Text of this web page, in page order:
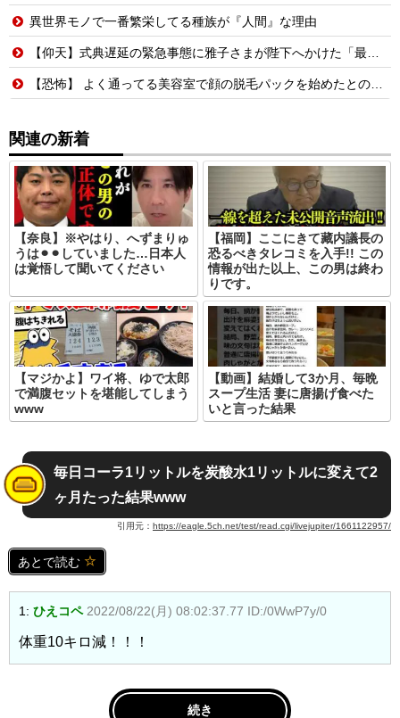
異世界モノで一番繁栄してる種族が『人間』な理由
【仰天】式典遅延の緊急事態に雅子さまが陛下へかけた「最高の一言」とは? 楽曲提供:株式会社FLMusic
【恐怖】 よく通ってる美容室で顔の脱毛パックを始めたとのことだったので試してみることに→パックを顔に塗られた後、鏡を見てみたらそこには・・・
関連の新着
【奈良】※やはり、へずまりゅ
うは⚫︎⚫︎していました…日本人
は覚悟して聞いてください
【福岡】ここにきて藏内議長の
恐るべきタレコミを入手!! この
情報が出た以上、この男は終わ
りです。
【マジかよ】ワイ将、ゆで太郎
で満腹セットを堪能してしまう
www
【動画】結婚して3か月、毎晩
スープ生活 妻に唐揚げ食べた
いと言った結果
毎日コーラ1リットルを炭酸水1リットルに変えて2
ヶ月たった結果www
引用元： https://eagle.5ch.net/test/read.cgi/livejupiter/1661122957/
あとで読む
1: ひえコペ 2022/08/22(月) 08:02:37.77 ID:/0WwP7y/0
体重10キロ減！！！
続き